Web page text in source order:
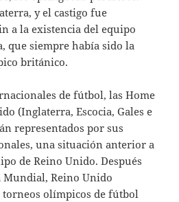
y el castigo fue
a la existencia del equipo
que siempre había sido la
británico.
de fútbol, las Home
(Inglaterra, Escocia, Gales e
representados por sus
una situación anterior a
de Reino Unido. Después
Mundial, Reino Unido
olímpicos de fútbol